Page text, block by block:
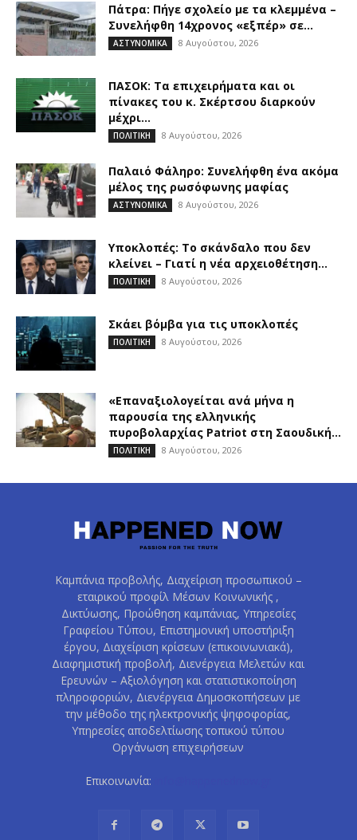
Πάτρα: Πήγε σχολείο με τα κλεμμένα –
Συνελήφθη 14χρονος «εξπέρ» σε...
ΑΣΤΥΝΟΜΙΚΑ 8 Αυγούστου, 2026
ΠΑΣΟΚ: Τα επιχειρήματα και οι
πίνακες του κ. Σκέρτσου διαρκούν
μέχρι...
ΠΟΛΙΤΙΚΗ 8 Αυγούστου, 2026
Παλαιό Φάληρο: Συνελήφθη ένα ακόμα
μέλος της ρωσόφωνης μαφίας
ΑΣΤΥΝΟΜΙΚΑ 8 Αυγούστου, 2026
Υποκλοπές: Το σκάνδαλο που δεν
κλείνει – Γιατί η νέα αρχειοθέτηση...
ΠΟΛΙΤΙΚΗ 8 Αυγούστου, 2026
Σκάει βόμβα για τις υποκλοπές
ΠΟΛΙΤΙΚΗ 8 Αυγούστου, 2026
«Επαναξιολογείται ανά μήνα η
παρουσία της ελληνικής
πυροβολαρχίας Patriot στη Σαουδική...
ΠΟΛΙΤΙΚΗ 8 Αυγούστου, 2026
Καμπάνια προβολής, Διαχείριση προσωπικού –
εταιρικού προφίλ Μέσων Κοινωνικής ,
Δικτύωσης, Προώθηση καμπάνιας, Υπηρεσίες
Γραφείου Τύπου, Επιστημονική υποστήριξη
έργου, Διαχείριση κρίσεων (επικοινωνιακά),
Διαφημιστική προβολή, Διενέργεια Μελετών και
Ερευνών – Αξιολόγηση και στατιστικοποίηση
πληροφοριών, Διενέργεια Δημοσκοπήσεων με
την μέθοδο της ηλεκτρονικής ψηφοφορίας,
Υπηρεσίες αποδελτίωσης τοπικού τύπου
Οργάνωση επιχειρήσεων
Επικοινωνία: